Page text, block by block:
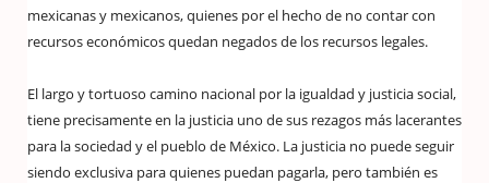
mexicanas y mexicanos, quienes por el hecho de no contar con
recursos económicos quedan negados de los recursos legales.
El largo y tortuoso camino nacional por la igualdad y justicia social,
tiene precisamente en la justicia uno de sus rezagos más lacerantes
para la sociedad y el pueblo de México. La justicia no puede seguir
siendo exclusiva para quienes puedan pagarla, pero también es